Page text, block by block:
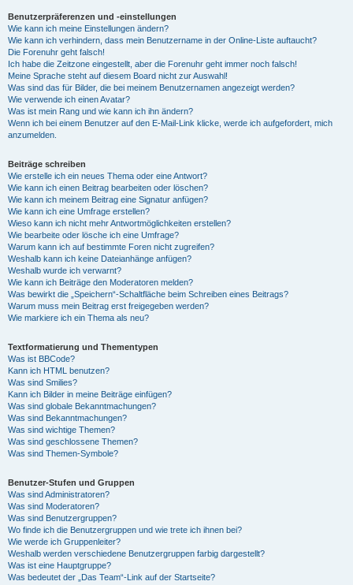
Benutzerpräferenzen und -einstellungen
Wie kann ich meine Einstellungen ändern?
Wie kann ich verhindern, dass mein Benutzername in der Online-Liste auftaucht?
Die Forenuhr geht falsch!
Ich habe die Zeitzone eingestellt, aber die Forenuhr geht immer noch falsch!
Meine Sprache steht auf diesem Board nicht zur Auswahl!
Was sind das für Bilder, die bei meinem Benutzernamen angezeigt werden?
Wie verwende ich einen Avatar?
Was ist mein Rang und wie kann ich ihn ändern?
Wenn ich bei einem Benutzer auf den E-Mail-Link klicke, werde ich aufgefordert, mich
anzumelden.
Beiträge schreiben
Wie erstelle ich ein neues Thema oder eine Antwort?
Wie kann ich einen Beitrag bearbeiten oder löschen?
Wie kann ich meinem Beitrag eine Signatur anfügen?
Wie kann ich eine Umfrage erstellen?
Wieso kann ich nicht mehr Antwortmöglichkeiten erstellen?
Wie bearbeite oder lösche ich eine Umfrage?
Warum kann ich auf bestimmte Foren nicht zugreifen?
Weshalb kann ich keine Dateianhänge anfügen?
Weshalb wurde ich verwarnt?
Wie kann ich Beiträge den Moderatoren melden?
Was bewirkt die „Speichern“-Schaltfläche beim Schreiben eines Beitrags?
Warum muss mein Beitrag erst freigegeben werden?
Wie markiere ich ein Thema als neu?
Textformatierung und Thementypen
Was ist BBCode?
Kann ich HTML benutzen?
Was sind Smilies?
Kann ich Bilder in meine Beiträge einfügen?
Was sind globale Bekanntmachungen?
Was sind Bekanntmachungen?
Was sind wichtige Themen?
Was sind geschlossene Themen?
Was sind Themen-Symbole?
Benutzer-Stufen und Gruppen
Was sind Administratoren?
Was sind Moderatoren?
Was sind Benutzergruppen?
Wo finde ich die Benutzergruppen und wie trete ich ihnen bei?
Wie werde ich Gruppenleiter?
Weshalb werden verschiedene Benutzergruppen farbig dargestellt?
Was ist eine Hauptgruppe?
Was bedeutet der „Das Team“-Link auf der Startseite?